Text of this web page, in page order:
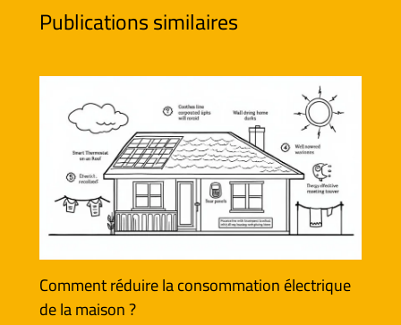
Publications similaires
Comment réduire la consommation électrique
de la maison ?